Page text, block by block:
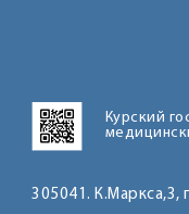
Курский
305041. К.Маркса,3,